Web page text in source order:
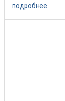
подробнее